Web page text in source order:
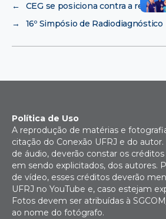
←
CEG se posiciona contra a
→
16º Simpósio de Radiodiagnóstico
Política de Uso
A reprodução de matérias e
citação do Conexão UFRJ e do
de áudio, deverão constar os créditos
em sendo explicitados, dos autores.
de vídeo, esses créditos deverão
UFRJ no YouTube e, caso estejam
Fotos devem ser atribuídas à
ao nome do fotógrafo.